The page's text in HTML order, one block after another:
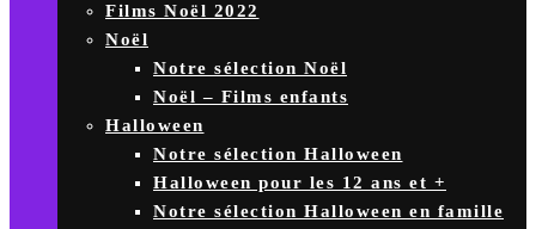
Films Noël 2022
Noël
Notre sélection Noël
Noël – Films enfants
Halloween
Notre sélection Halloween
Halloween pour les 12 ans et +
Notre sélection Halloween en famille